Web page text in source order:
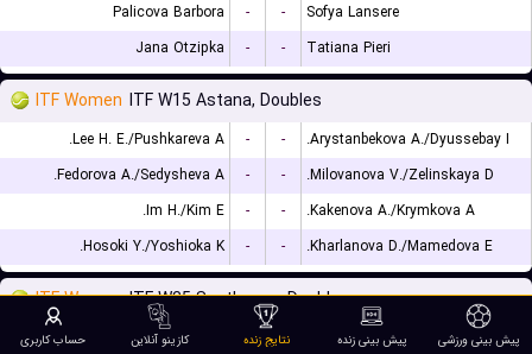
Palicova Barbora
- -
Sofya Lansere
Jana Otzipka
- - Tatiana Pieri
ITF Women ITF W15 Astana, Doubles
Lee H. E./Pushkareva A. - -
Arystanbekova A./Dyussebay I.
Fedorova A./Sedysheva A.
- -
Milovanova V./Zelinskaya D.
Im H./Kim E.
- -
Kakenova A./Krymkova A.
Hosoki Y./Yoshioka K.
- - Kharlanova D./Mamedova E.
ITF Women ITF W35 Southaven, Doubles
Diianni J./Diianni J. L. - - Lee E./Sema E. پیش بینی ورزشی پیش بینی زنده نتایج زنده کازینو آنلاین حساب کاربری